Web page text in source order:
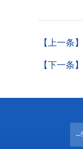
【上一条】
【下一条】